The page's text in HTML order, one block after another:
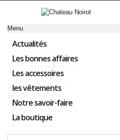
Menu
Actualités
Les bonnes affaires
Les accessoires
les vêtements
Notre savoir-faire
La boutique